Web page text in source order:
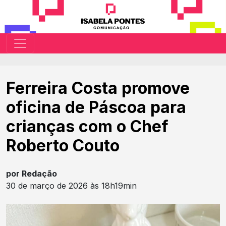
Ferreira Costa promove
oficina de Páscoa para
crianças com o Chef
Roberto Couto
por Redação
30 de março de 2026 às 18h19min